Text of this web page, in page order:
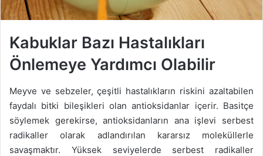
Kabuklar Bazı Hastalıkları
Önlemeye Yardımcı Olabilir
Meyve ve sebzeler, çeşitli hastalıkların riskini azaltabilen
faydalı bitki bileşikleri olan antioksidanlar içerir. Basitçe
söylemek gerekirse, antioksidanların ana işlevi serbest
radikaller olarak adlandırılan kararsız moleküllerle
savaşmaktır. Yüksek seviyelerde serbest radikaller